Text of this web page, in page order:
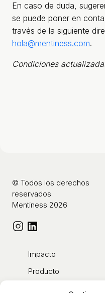
En caso de duda,
se puede poner en
través de la siguiente
hola@mentiness.com.
Condiciones
© Todos los derechos
reservados.
Mentiness 2026
Impacto
Producto